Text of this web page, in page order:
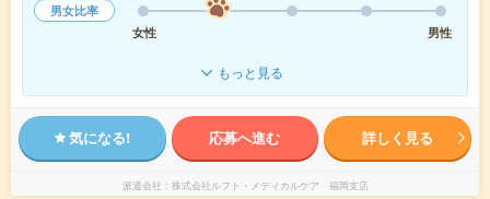
男女比率
女性
男性
もっと見る
気になる! 応募へ進む 詳しく見る
派遣会社 株式会社ルフト・メディカルケア 福岡支店